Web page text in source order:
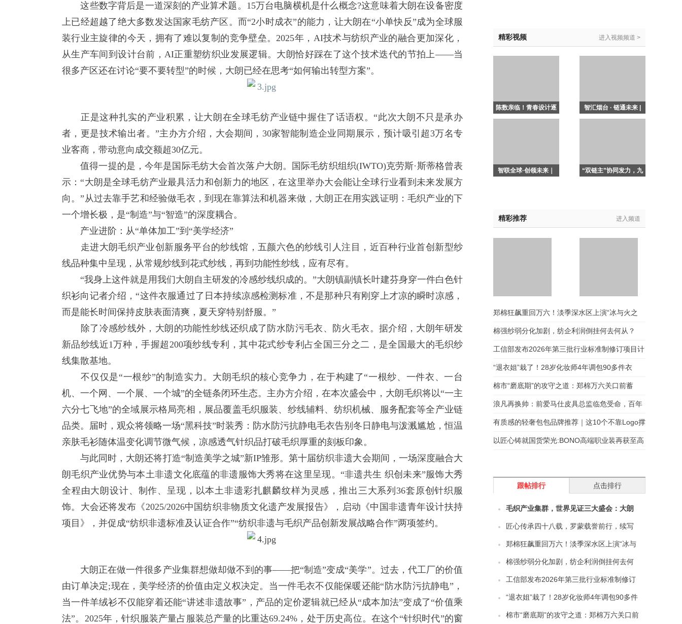
这些数字背后是一道深刻的产业算术题。15万台电脑横机是什么概念?这意味着大朗在设备密度
上已经超越了绝大多数发达国家毛纺产区。而“2小时成衣”的能力，让大朗在“小单快反”成为全球服
装行业主旋律的今天，拥有了难以复制的竞争壁垒。2025年，AI技术与纺织产业的融合更加深化，
从生产车间到设计台前，AI正重塑纺织业发展逻辑。大朗恰好踩在了这个技术迭代的节拍上——当
很多产区还在讨论“要不要转型”的时候，大朗已经在思考“如何输出转型方案”。
正是这种扎实的产业积累，让大朗在全球毛纺产业链中握住了话语权。“此次大朗不只是承办
者，更是技术输出者。”主办方介绍，大会期间，30家智能制造企业同期展示，预计吸引超3万名专
业客商，带动意向成交额超30亿元。
值得一提的是，今年是国际毛纺大会首次落户大朗。国际毛纺织组织(IWTO)克劳斯·斯蒂格曾表
示：“大朗是全球毛纺产业最具活力和创新力的地区，在这里举办大会能让全球行业看到未来发展方
向。”从过去靠手艺和经验做毛衣，到现在靠算法和机器来做，大朗正在用实践证明：毛织产业的下
一个增长极，是“制造”与“智造”的深度耦合。
产业进阶：从“单体加工”到“美学经济”
走进大朗毛织产业创新服务平台的纱线馆，五颜六色的纱线引人注目，近百种行业首创新型纱
线品种集中呈现，从常规纱线到花式纱线，再到功能性纱线，应有尽有。
“我身上这件就是用我们大朗自主研发的冷感纱线织成的。”大朗镇副镇长叶建芬身穿一件白色针
织衫向记者介绍，“这件衣服通过了日本持续凉感检测标准，不是那种只有刚穿上才凉的瞬时凉感，
而是能长时间保持皮肤表面清爽，夏天穿特别舒服。”
除了冷感纱线外，大朗的功能性纱线还织成了防水防污毛衣、防火毛衣。据介绍，大朗年研发
新品纱线近1万种，手握超200项纱线专利，其中花式纱专利占全国三分之二，是全国最大的毛织纱
线集散基地。
不仅仅是“一根纱”的制造实力。大朗毛织的核心竞争力，在于构建了“一根纱、一件衣、一台
机、一个网、一个展、一个城”的全链条闭环生态。主办方介绍，在本次盛会中，大朗毛织将以“一主
六分七飞地”的全域展示格局亮相，展品覆盖毛织服装、纱线辅料、纺织机械、服务配套等全产业链
品类。届时，观众将领略一场“黑科技”时装秀：防水防污抗静电毛衣告别冬日静电与泼溅尴尬，恒温
亲肤毛衫随体温变化调节微气候，凉感透气针织品打破毛织厚重的刻板印象。
与此同时，大朗还将打造“制造美学之城”新IP雏形。第十届纺织非遗大会期间，一场深度融合大
朗毛织产业优势与本土非遗文化底蕴的非遗服饰大秀将在这里呈现。“非遗共生 织创未来”服饰大秀
全程由大朗设计、制作、呈现，以本土非遗彩扎麒麟纹样为灵感，推出三大系列36套原创针织服
饰。大会还将发布《2025/2026中国纺织非物质文化遗产发展报告》，启动《中国非遗青年设计扶持
项目》，并促成“纺织非遗标准及认证合作”“纺织非遗与毛织产品创新发展战略合作”两项签约。
大朗正在做一件很多产业集群想做却做不到的事——把“制造”变成“美学”。过去，代工厂的价值
由订单决定;现在，美学经济的价值由定义权决定。当一件毛衣不仅能保暖还能“防水防污抗静电”，
当一件羊绒衫不仅能穿着还能“讲述非遗故事”，产品的定价逻辑就已经从“成本加法”变成了“价值乘
法”。2025年，针织服装产量占服装总产量的比重达69.24%，处于历史高位。在这个“针织时代”的窗
精彩视频 进入视频频道 >
陈数亲临！青春设计逐
梦天桥，第21届中国
智汇烟台 · 链通未来 |
西默·2026中国烟台国
智联全球·创领未来｜
衣印花绣花缝制产业年
“双链主”协同发力，九
动能
精彩推荐 进入频道
证三大盛会：大朗的“进
蒙载誉前行，续写中国
郑棉狂飙重回万六！淡季深水区上演“冰与火之
歌”，纺企的苦日子熬到头了吗？
棉强纱弱分化加剧，纺企利润倒挂何去何从？
工信部发布2026年第三批行业标准制修订项目计
划（纺织机械与附件领域）
“退衣姐”栽了！28岁化妆师4年调包90多件衣
服，涉嫌诈骗被刑拘——贪小便宜吃大亏，恶意
退货绝非“薅羊毛”
棉市“磨底期”的攻守之道：郑棉万六关口前蓄
势，供需趋紧预期能否打破淡季僵局？
浪凡再换帅：前爱马仕皮具总监临危受命，百年
时装屋的复兴赌注
有质感的轻奢包包品牌推荐｜这10个不靠Logo撑
场面的女包，越看越耐看
以匠心铸就国货荣光:BONO高端职业装再获至高
跟帖排行 点击排行
毛织产业集群，世界见证三大盛会：大朗
的“进阶时刻”与全球野心
匠心传承四十八载，罗蒙载誉前行，续写
中国服装领军新篇章
郑棉狂飙重回万六！淡季深水区上演“冰与
火之歌”，纺企的苦日子熬到头了吗？
棉强纱弱分化加剧，纺企利润倒挂何去何
从？
工信部发布2026年第三批行业标准制修订
项目计划（纺织机械与附件领域）
“退衣姐”栽了！28岁化妆师4年调包90多件
衣服，涉嫌诈骗被刑拘——贪小便宜吃大
棉市“磨底期”的攻守之道：郑棉万六关口前